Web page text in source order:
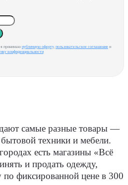
я принимаю публичную оферту, пользовательское соглашение и
конфиденциальности
самые разные товары —
техники и мебели.
есть магазины «Всё
и продать одежду,
по фиксированной цене в 300